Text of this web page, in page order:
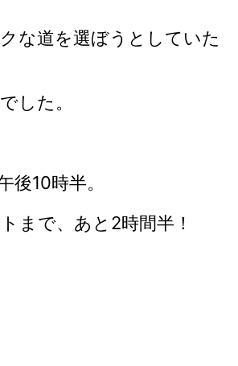
な道を選ぼうとしていた
した。
後10時半。
まで、あと2時間半！